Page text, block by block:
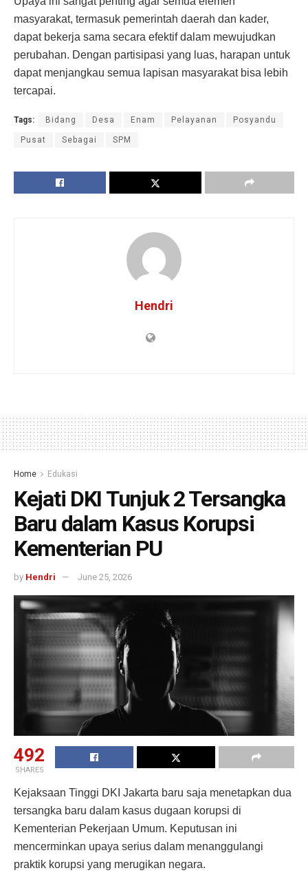
masyarakat, termasuk pemerintah daerah dan kader,
dapat bekerja sama secara efektif dalam mewujudkan
perubahan. Dengan partisipasi yang luas, harapan untuk
dapat menjangkau semua lapisan masyarakat bisa lebih
tercapai.
Tags: Bidang Desa Enam Pelayanan Posyandu
Pusat Sebagai SPM
Hendri
Home Edukasi
Kejati DKI Tunjuk 2 Tersangka
Baru dalam Kasus Korupsi
Kementerian PU
by Hendri June 25, 2026
492
SHARES
Kejaksaan Tinggi DKI Jakarta baru saja menetapkan dua
tersangka baru dalam kasus dugaan korupsi di
Kementerian Pekerjaan Umum. Keputusan ini
mencerminkan upaya serius dalam menanggulangi
praktik korupsi yang merugikan negara.